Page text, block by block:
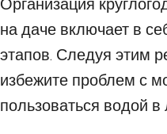
Организация
на даче включает в
этапов. Следуя этим
избежите проблем с
пользоваться водой